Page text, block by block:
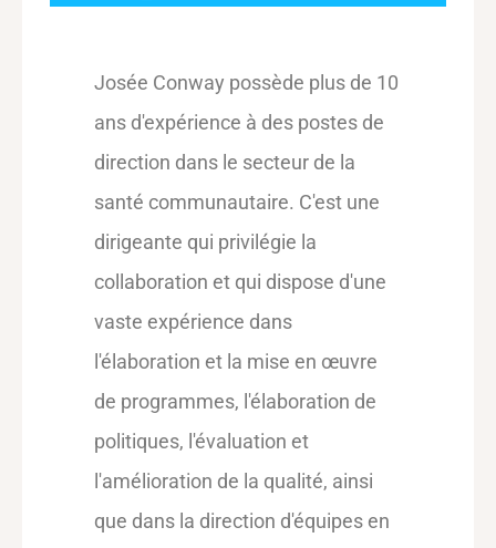
Josée Conway possède plus de 10
ans d'expérience à des postes de
direction dans le secteur de la
santé communautaire. C'est une
dirigeante qui privilégie la
collaboration et qui dispose d'une
vaste expérience dans
l'élaboration et la mise en œuvre
de programmes, l'élaboration de
politiques, l'évaluation et
l'amélioration de la qualité, ainsi
que dans la direction d'équipes en